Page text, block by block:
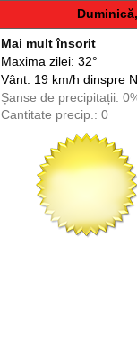
Mai mult însorit
Maxima zilei: 32°
Vânt: 19 km/h dinspreN
Șanse de precipitații:
Cantitate precip.: 0